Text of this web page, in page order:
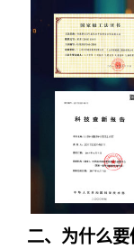
二、为什么要